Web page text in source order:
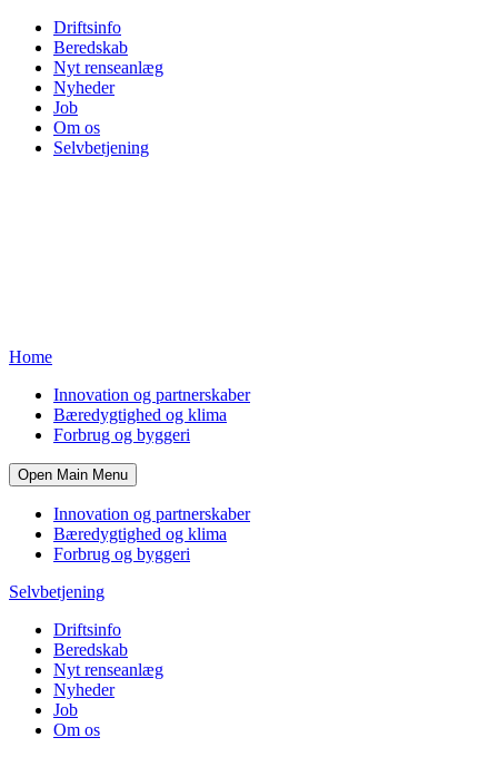
Driftsinfo
Beredskab
Nyt renseanlæg
Nyheder
Job
Om os
Selvbetjening
Home
Innovation og partnerskaber
Bæredygtighed og klima
Forbrug og byggeri
Open Main Menu
Innovation og partnerskaber
Bæredygtighed og klima
Forbrug og byggeri
Selvbetjening
Driftsinfo
Beredskab
Nyt renseanlæg
Nyheder
Job
Om os